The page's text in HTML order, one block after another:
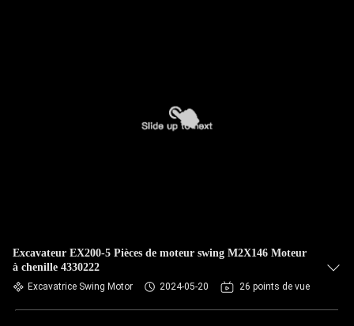
Excavateur EX200-5 Pièces de moteur swing M2X146 Moteur
à chenille 4330222
Excavatrice Swing Motor 2024-05-20 26 points de vue